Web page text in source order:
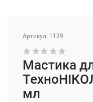
Артикул: 1139
Мастика
мл